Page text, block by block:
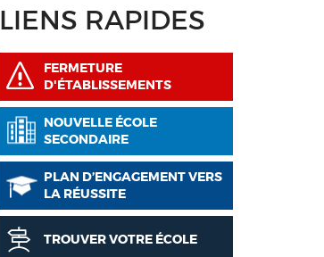
LIENS RAPIDES
FERMETURE
D'ÉTABLISSEMENTS
NOUVELLE ÉCOLE
SECONDAIRE
PLAN D’ENGAGEMENT VERS
LA RÉUSSITE
TROUVER VOTRE ÉCOLE